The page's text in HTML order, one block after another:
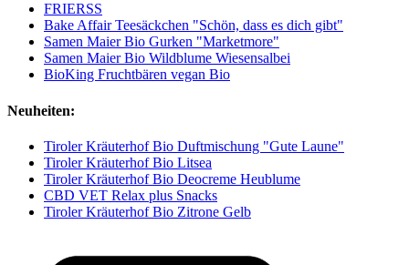
FRIERSS
Bake Affair Teesäckchen "Schön, dass es dich gibt"
Samen Maier Bio Gurken "Marketmore"
Samen Maier Bio Wildblume Wiesensalbei
BioKing Fruchtbären vegan Bio
Neuheiten:
Tiroler Kräuterhof Bio Duftmischung "Gute Laune"
Tiroler Kräuterhof Bio Litsea
Tiroler Kräuterhof Bio Deocreme Heublume
CBD VET Relax plus Snacks
Tiroler Kräuterhof Bio Zitrone Gelb